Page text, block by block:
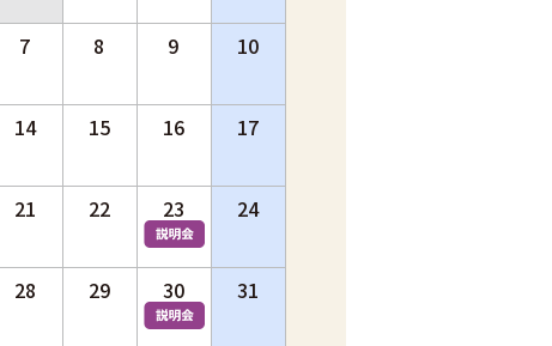
7 8 9 10
14 15 16 17
21 22 23 24
28 29 30 31